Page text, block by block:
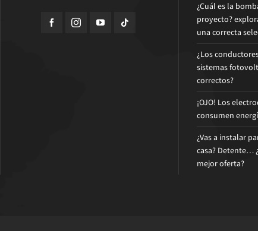
¿Cuál es la
proyecto?
una correcta
¿Los
sistemas
correctos?
¡OJO! Los
consumen
¿Vas a instalar
casa? Detente…
mejor oferta?